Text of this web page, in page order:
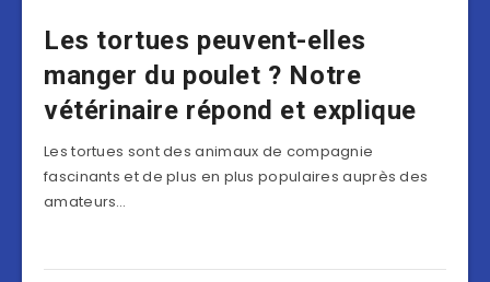
Les tortues peuvent-elles
manger du poulet ? Notre
vétérinaire répond et explique
Les tortues sont des animaux de compagnie
fascinants et de plus en plus populaires auprès des
amateurs…